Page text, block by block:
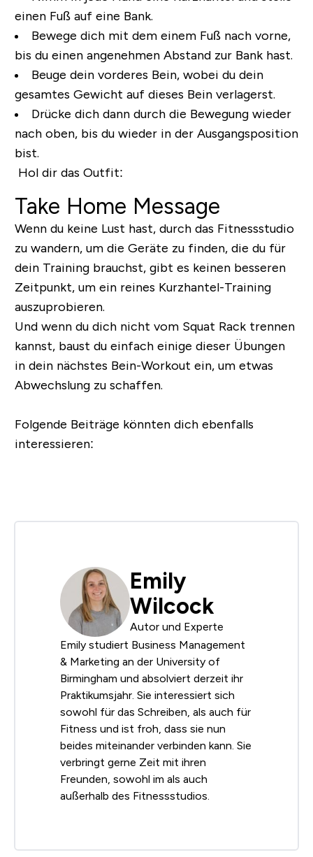
einen Fuß auf eine Bank.
Bewege dich mit dem einem Fuß nach vorne,
bis du einen angenehmen Abstand zur Bank hast.
Beuge dein vorderes Bein, wobei du dein
gesamtes Gewicht auf dieses Bein verlagerst.
Drücke dich dann durch die Bewegung wieder
nach oben, bis du wieder in der Ausgangsposition
bist.
Hol dir das Outfit:
Take Home Message
Wenn du keine Lust hast, durch das Fitnessstudio
zu wandern, um die Geräte zu finden, die du für
dein Training brauchst, gibt es keinen besseren
Zeitpunkt, um ein reines Kurzhantel-Training
auszuprobieren.
Und wenn du dich nicht vom Squat Rack trennen
kannst, baust du einfach einige dieser Übungen
in dein nächstes Bein-Workout ein, um etwas
Abwechslung zu schaffen.
Folgende Beiträge könnten dich ebenfalls
interessieren:
Emily
Wilcock
Autor und Experte
Emily studiert Business Management
& Marketing an der University of
Birmingham und absolviert derzeit ihr
Praktikumsjahr. Sie interessiert sich
sowohl für das Schreiben, als auch für
Fitness und ist froh, dass sie nun
beides miteinander verbinden kann. Sie
verbringt gerne Zeit mit ihren
Freunden, sowohl im als auch
außerhalb des Fitnessstudios.